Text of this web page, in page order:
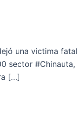
una victima
sector
[…]